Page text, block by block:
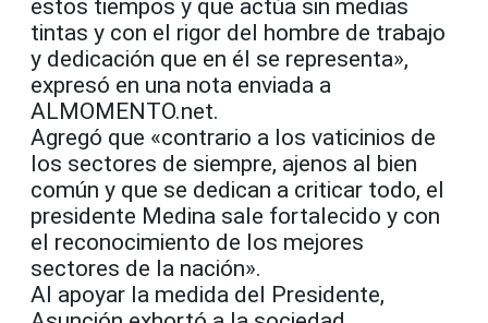
estos tiempos y que actúa sin medias
tintas y con el rigor del hombre de trabajo
y dedicación que en él se representa»,
expresó en una nota enviada a
ALMOMENTO.net.
Agregó que «contrario a los vaticinios de
los sectores de siempre, ajenos al bien
común y que se dedican a criticar todo, el
presidente Medina sale fortalecido y con
el reconocimiento de los mejores
sectores de la nación».
Al apoyar la medida del Presidente,